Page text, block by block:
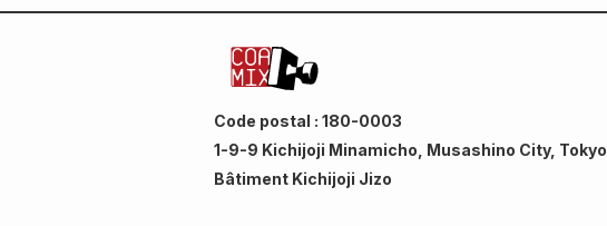
Code postal : 180-0003
1-9-9 Kichijoji Minamicho, Musashino City, Tokyo
Bâtiment Kichijoji Jizo